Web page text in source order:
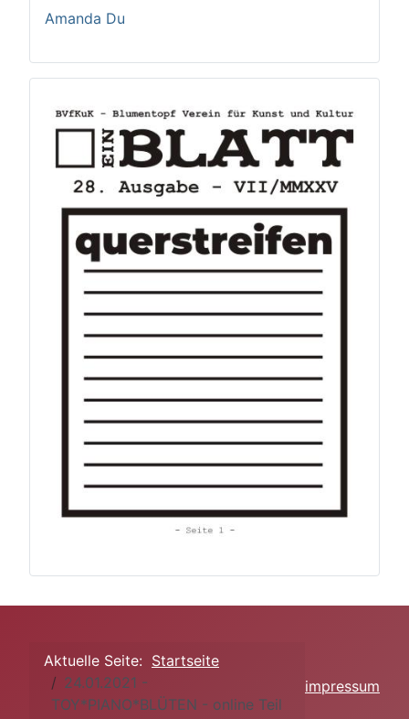
Amanda Du
Aktuelle Seite: Startseite
24.01.2021 -
TOY*PIANO*BLÜTEN - online Teil
impressum